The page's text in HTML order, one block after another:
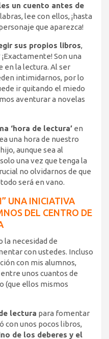
un cuento antes de
lee con ellos, ¡hasta
que aparezca!
sus propios libros,
Son una
en la lectura. Al ser
intimidarnos, por lo
ir quitando el miedo
aventurar a novelas
‘hora de lectura’ en
una hora de nuestro
aunque sea al
una vez que tenga la
no olvidarnos de que
será en vano.
UNA INICIATIVA
DEL CENTRO DE
la necesidad de
con ustedes. Incluso
con mis alumnos,
unos cuantos de
(que ellos mismos
lectura para fomentar
con unos pocos libros,
de los deberes y el